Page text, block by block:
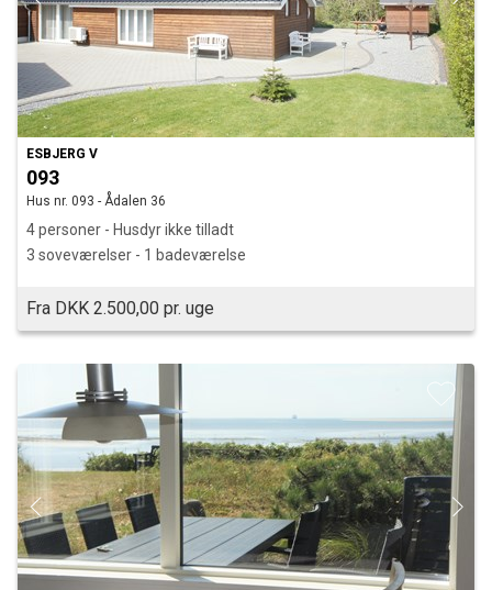
ESBJERG V
093
Hus nr. 093 - Ådalen 36
4 personer - Husdyr ikke tilladt
3 soveværelser - 1 badeværelse
Fra DKK 2.500,00 pr. uge